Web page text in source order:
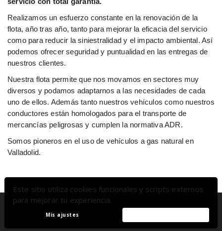
Este sitio utiliza cookies funcionales y scripts externos
para mejorar tu experiencia.
Mis ajustes
Realizamos un esfuerzo constante en la renovación de la
flota, año tras año, tanto para mejorar la eficacia del servicio
como para reducir la siniestralidad y el impacto ambiental. Así
podemos ofrecer seguridad y puntualidad en las entregas de
nuestros clientes.
Nuestra flota permite que nos movamos en sectores muy
diversos y podamos adaptarnos a las necesidades de cada
uno de ellos. Además tanto nuestros vehículos como nuestros
conductores están homologados para el transporte de
mercancías peligrosas y cumplen la normativa ADR.
Somos pioneros en el uso de vehículos a gas natural en
Valladolid.
Política de privacidad -